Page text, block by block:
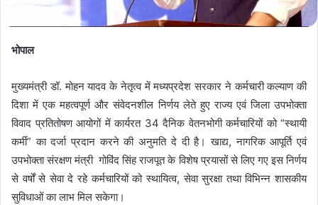
भोपाल
मुख्यमंत्री डॉ. मोहन यादव के नेतृत्व में मध्यप्रदेश सरकार ने कर्मचारी कल्याण की
दिशा में एक महत्वपूर्ण और संवेदनशील निर्णय लेते हुए राज्य एवं जिला उपभोक्ता
विवाद प्रतितोषण आयोगों में कार्यरत 34 दैनिक वेतनभोगी कर्मचारियों को “स्थायी
कर्मी” का दर्जा प्रदान करने की अनुमति दे दी है। खाद्य, नागरिक आपूर्ति एवं
उपभोक्ता संरक्षण मंत्री गोविंद सिंह राजपूत के विशेष प्रयासों से लिए गए इस निर्णय
से वर्षों से सेवा दे रहे कर्मचारियों को स्थायित्व, सेवा सुरक्षा तथा विभिन्न शासकीय
सुविधाओं का लाभ मिल सकेगा।